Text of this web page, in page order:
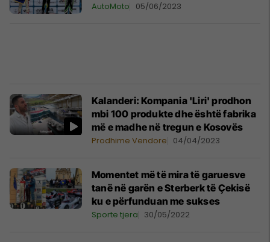
AutoMoto 05/06/2023
Kalanderi: Kompania 'Liri' prodhon
mbi 100 produkte dhe është fabrika
më e madhe në tregun e Kosovës
Prodhime Vendore 04/04/2023
Momentet më të mira të garuesve
tanë në garën e Sterberk të Çekisë
ku e përfunduan me sukses
Sporte tjera 30/05/2022